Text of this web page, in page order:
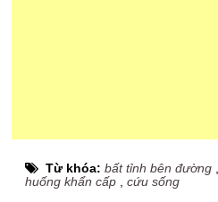
Từ khóa:bất tỉnh bên đường
huống khẩn cấp ,cứu sống